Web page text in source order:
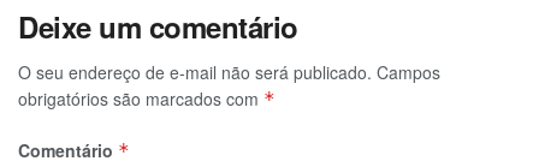
Deixe um comentário
O seu endereço de e-mail não será publicado. Campos
obrigatórios são marcados com *
Comentário *